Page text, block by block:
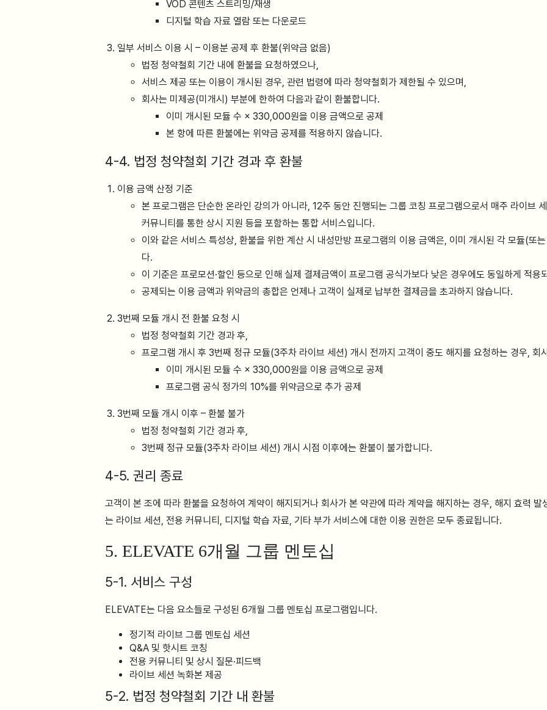
VOD 콘텐츠 스트리밍/재생
디지털 학습 자료 열람 또는 다운로드
일부 서비스 이용 시 – 이용분 공제 후 환불(위약금 없음)
법정 청약철회 기간 내에 환불을 요청하였으나,
서비스 제공 또는 이용이 개시된 경우, 관련 법령에 따라 청약철회가 제한될 수 있으며,
회사는 미제공(미개시) 부분에 한하여 다음과 같이 환불합니다.
이미 개시된 모듈 수 × 330,000원을 이용 금액으로 공제
본 항에 따른 환불에는 위약금 공제를 적용하지 않습니다.
4-4. 법정 청약철회 기간 경과 후 환불
이용 금액 산정 기준
본 프로그램은 단순한 온라인 강의가 아니라, 12주 동안 진행되는 그룹 코칭 프로그램으로서 매주 라이브
커뮤니티를 통한 상시 지원 등을 포함하는 통합 서비스입니다.
이와 같은 서비스 특성상, 환불을 위한 계산 시 내성만방 프로그램의 이용 금액은, 이미 개시된 각 모듈(또
다.
이 기준은 프로모션·할인 등으로 인해 실제 결제금액이 프로그램 공식가보다 낮은 경우에도 동일하게 적용
공제되는 이용 금액과 위약금의 총합은 언제나 고객이 실제로 납부한 결제금을 초과하지 않습니다.
3번째 모듈 개시 전 환불 요청 시
법정 청약철회 기간 경과 후,
프로그램 개시 후 3번째 정규 모듈(3주차 라이브 세션) 개시 전까지 고객이 중도 해지를 요청하는 경우, 회
이미 개시된 모듈 수 × 330,000원을 이용 금액으로 공제
프로그램 공식 정가의 10%를 위약금으로 추가 공제
3번째 모듈 개시 이후 – 환불 불가
법정 청약철회 기간 경과 후,
3번째 정규 모듈(3주차 라이브 세션) 개시 시점 이후에는 환불이 불가합니다.
4-5. 권리 종료
고객이 본 조에 따라 환불을 요청하여 계약이 해지되거나 회사가 본 약관에 따라 계약을 해지하는 경우, 해지 효력 발
는 라이브 세션, 전용 커뮤니티, 디지털 학습 자료, 기타 부가 서비스에 대한 이용 권한은 모두 종료됩니다.
5. ELEVATE 6개월 그룹 멘토십
5-1. 서비스 구성
ELEVATE는 다음 요소들로 구성된 6개월 그룹 멘토십 프로그램입니다.
정기적 라이브 그룹 멘토십 세션
Q&A 및 핫시트 코칭
전용 커뮤니티 및 상시 질문·피드백
라이브 세션 녹화본 제공
5-2. 법정 청약철회 기간 내 환불